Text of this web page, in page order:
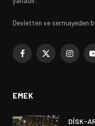
Devletten ve sermayeden
Facebook
X
EMEK
DİSK-